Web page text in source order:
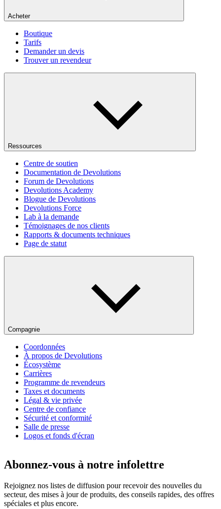
Acheter
Boutique
Tarifs
Demander un devis
Trouver un revendeur
Ressources
Centre de soutien
Documentation de Devolutions
Forum de Devolutions
Devolutions Academy
Blogue de Devolutions
Devolutions Force
Lab à la demande
Témoignages de nos clients
Rapports & documents techniques
Page de statut
Compagnie
Coordonnées
À propos de Devolutions
Écosystème
Carrières
Programme de revendeurs
Taxes et documents
Légal & vie privée
Centre de confiance
Sécurité et conformité
Salle de presse
Logos et fonds d'écran
Abonnez-vous à notre infolettre
Rejoignez nos listes de diffusion pour recevoir des nouvelles du
secteur, des mises à jour de produits, des conseils rapides, des offres
spéciales et plus encore.